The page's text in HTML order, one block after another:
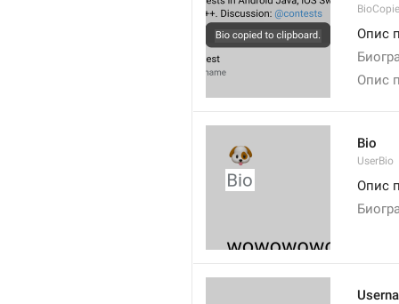
Опис
Опис
Bio
UserBio
Опис